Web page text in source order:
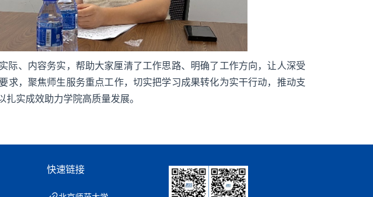
际、内容务实，帮助大家厘清了工作思路、明确了工作方向，让人深受
求，聚焦师生服务重点工作，切实把学习成果转化为实干行动，推动支
实成效助力学院高质量发展。
快速链接